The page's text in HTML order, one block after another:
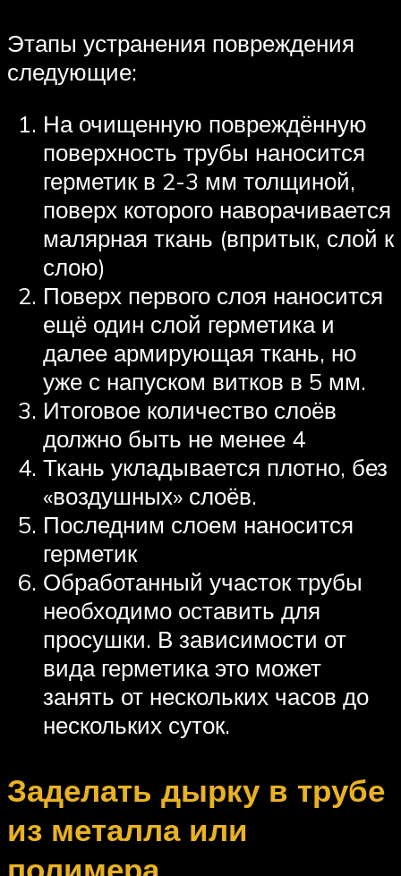
Этапы устранения повреждения
следующие:
На очищенную повреждённую
поверхность трубы наносится
герметик в 2-3 мм толщиной,
поверх которого наворачивается
малярная ткань (впритык, слой к
слою)
Поверх первого слоя наносится
ещё один слой герметика и
далее армирующая ткань, но
уже с напуском витков в 5 мм.
Итоговое количество слоёв
должно быть не менее 4
Ткань укладывается плотно, без
«воздушных» слоёв.
Последним слоем наносится
герметик
Обработанный участок трубы
необходимо оставить для
просушки. В зависимости от
вида герметика это может
занять от нескольких часов до
нескольких суток.
Заделать дырку в трубе
из металла или